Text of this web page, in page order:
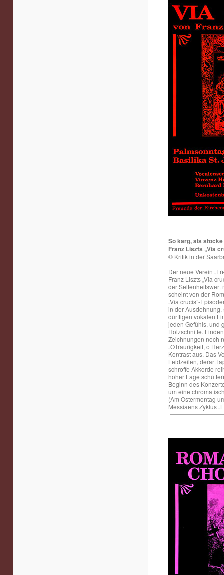
So karg, als
Franz Liszts „Via
© Kritik in der
Der neue Verein
Franz Liszts „Via
der Seltenheitswert
scheint von der
„Via crucis”-
in der
dürftigen vokalen
jeden Gefühls, und
Holzschnitte.
Zeichnungen noch
„OTraurigkeit, o
Kontrast aus. Das
Leidzeilen, derart
schroffe Akkorde
hoher Lage
Beginn des
um eine
(Am Ostermontag
Messiaens Zyklus